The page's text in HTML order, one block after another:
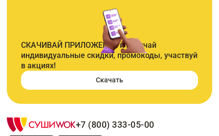
СКАЧИВАЙ ПРИЛОЖЕНИЕ и получай
индивидуальные скидки, промокоды, участвуй
в акциях!
Скачать
+7 (800) 333-05-00